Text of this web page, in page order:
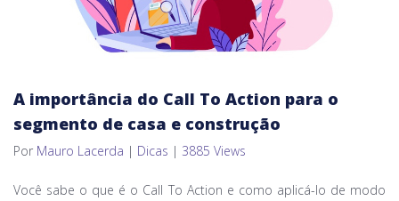
A importância do Call To Action para o
segmento de casa e construção
Por Mauro Lacerda | Dicas | 3885 Views
Você sabe o que é o Call To Action e como aplicá-lo de modo